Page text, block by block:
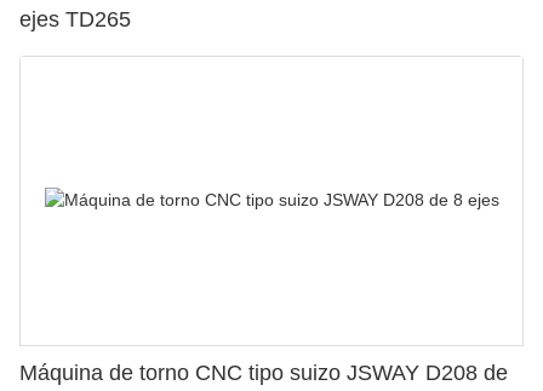
ejes TD265
Máquina de torno CNC tipo suizo JSWAY D208 de